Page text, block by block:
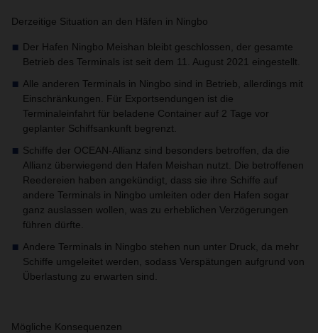
Derzeitige Situation an den Häfen in Ningbo
Der Hafen Ningbo Meishan bleibt geschlossen, der gesamte
Betrieb des Terminals ist seit dem 11. August 2021 eingestellt.
Alle anderen Terminals in Ningbo sind in Betrieb, allerdings mit
Einschränkungen. Für Exportsendungen ist die
Terminaleinfahrt für beladene Container auf 2 Tage vor
geplanter Schiffsankunft begrenzt.
Schiffe der OCEAN-Allianz sind besonders betroffen, da die
Allianz überwiegend den Hafen Meishan nutzt. Die betroffenen
Reedereien haben angekündigt, dass sie ihre Schiffe auf
andere Terminals in Ningbo umleiten oder den Hafen sogar
ganz auslassen wollen, was zu erheblichen Verzögerungen
führen dürfte.
Andere Terminals in Ningbo stehen nun unter Druck, da mehr
Schiffe umgeleitet werden, sodass Verspätungen aufgrund von
Überlastung zu erwarten sind.
Mögliche Konsequenzen